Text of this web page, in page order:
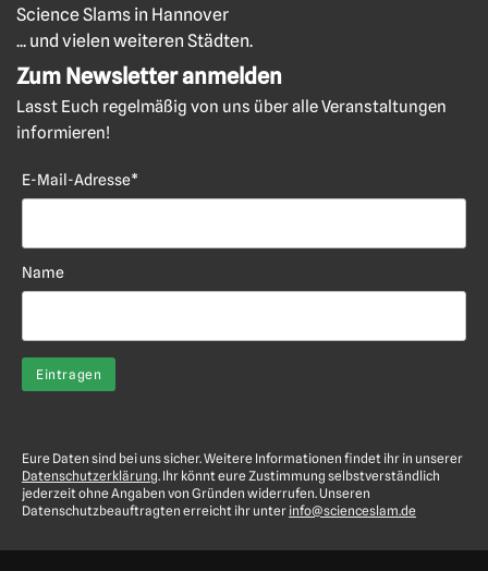
Science Slams in Hannover
... und vielen weiteren Städten.
Zum Newsletter anmelden
Lasst Euch regelmäßig von uns über alle Veranstaltungen
informieren!
E-Mail-Adresse*
Name
Eure Daten sind bei uns sicher. Weitere Informationen findet ihr in unserer
Datenschutzerklärung. Ihr könnt eure Zustimmung selbstverständlich
jederzeit ohne Angaben von Gründen widerrufen. Unseren
Datenschutzbeauftragten erreicht ihr unter info@scienceslam.de